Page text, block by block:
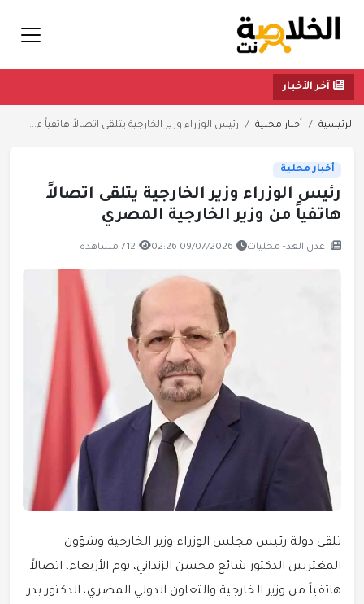
آخر الأخبار
الرئيسية أخبار محلية رئيس الوزراء وزير الخارجية يتلقى اتصالاً هاتفياً م...
أخبار محلية
رئيس الوزراء وزير الخارجية يتلقى اتصالاً
هاتفياً من وزير الخارجية المصري
عدن الغد- محليات 09/07/2026 02:26 712 مشاهدة
تلقى دولة رئيس مجلس الوزراء وزير الخارجية وشؤون
المغتربين الدكتور شائع محسن الزنداني، يوم الأربعاء، اتصالاً
هاتفياً من وزير الخارجية والتعاون الدولي المصري، الدكتور بدر